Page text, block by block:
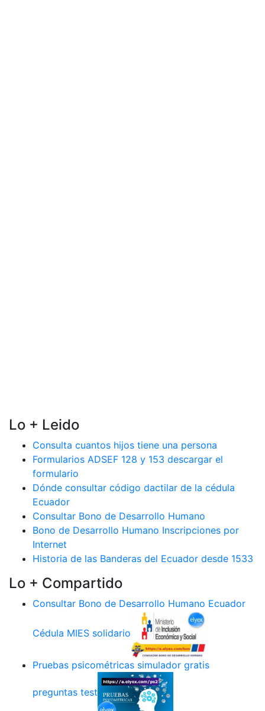
Lo + Leido
Consulta cuantos hijos tiene una persona
Formularios ADSEF 128 y 153 descargar el
formulario
Dónde consultar código dactilar de la cédula
Ecuador
Consultar Bono de Desarrollo Humano
Bono de Desarrollo Humano Inscripciones por
Internet
Historia de las Banderas del Ecuador desde 1533
Lo + Compartido
Consultar Bono de Desarrollo Humano Ecuador
Cédula MIES solidario
Pruebas psicométricas simulador gratis
preguntas test